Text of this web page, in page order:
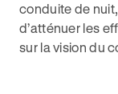
conduite de
d’atténuer les
sur la vision du